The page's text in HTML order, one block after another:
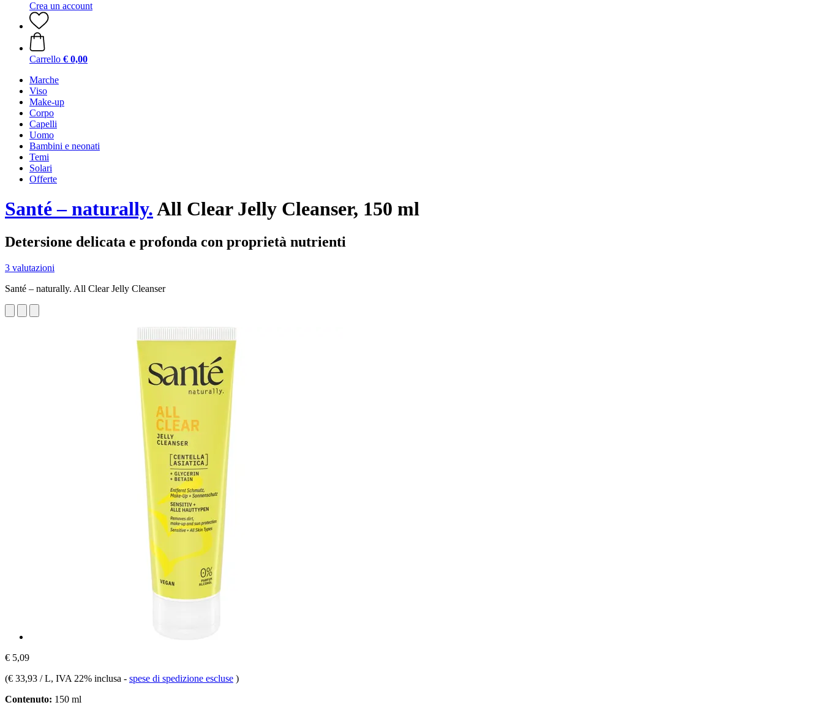
Crea un account
Carrello € 0,00
Marche
Viso
Make-up
Corpo
Capelli
Uomo
Bambini e neonati
Temi
Solari
Offerte
Santé – naturally.All Clear Jelly Cleanser, 150 ml
Detersione delicata e profonda con proprietà nutrienti
3 valutazioni
Santé – naturally. All Clear Jelly Cleanser
€ 5,09
(€ 33,93 / L, IVA 22% inclusa - spese di spedizione escluse )
Contenuto: 150 ml